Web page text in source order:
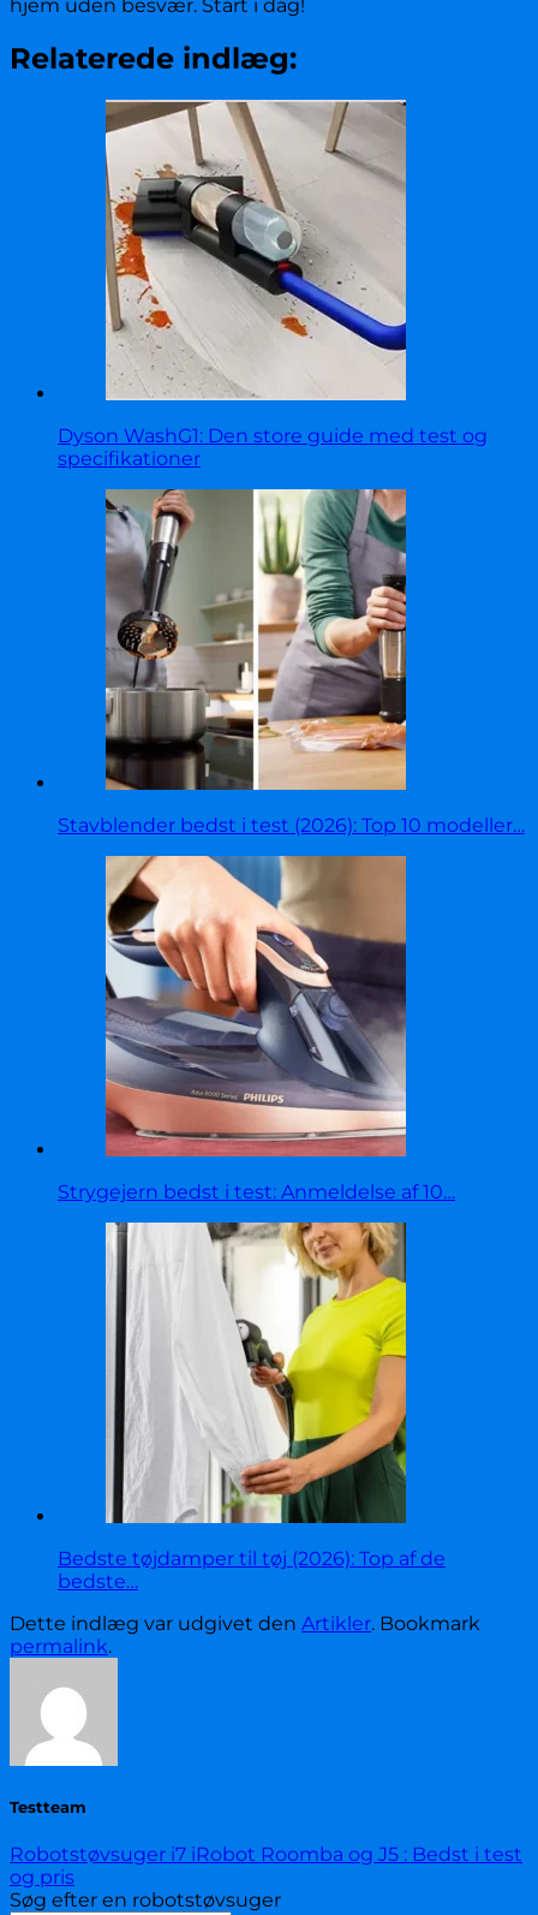
hjem uden besvær. Start i dag!
Relaterede indlæg:
Dyson WashG1: Den store guide med test og
specifikationer
Stavblender bedst i test (2026): Top 10 modeller…
Strygejern bedst i test: Anmeldelse af 10…
Bedste tøjdamper til tøj (2026): Top af de
bedste…
Dette indlæg var udgivet den Artikler. Bookmark
permalink.
Testteam
Robotstøvsuger i7 iRobot Roomba og J5 : Bedst i test
og pris
Søg efter en robotstøvsuger